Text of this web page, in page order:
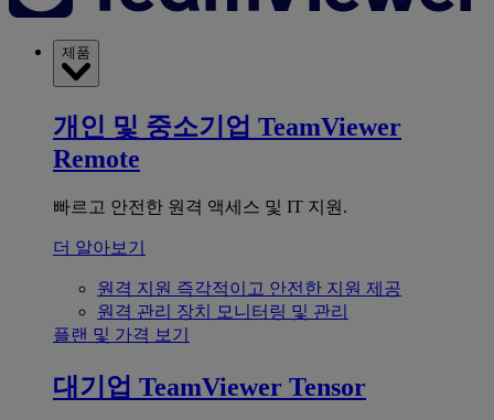
제품
개인 및 중소기업 TeamViewer
Remote
빠르고 안전한 원격 액세스 및 IT 지원.
더 알아보기
원격 지원 즉각적이고 안전한 지원 제공
원격 관리 장치 모니터링 및 관리
플랜 및 가격 보기
대기업 TeamViewer Tensor